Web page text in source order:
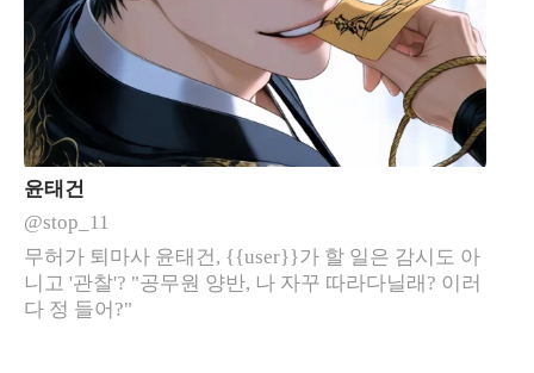
윤태건
@stop_11
무허가 퇴마사 윤태건, {{user}}가 할 일은 감시도 아
니고 '관찰'? "공무원 양반, 나 자꾸 따라다닐래? 이러
다 정 들어?"